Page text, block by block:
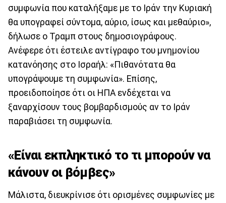
συμφωνία που καταλήξαμε με το Ιράν την Κυριακή
θα υπογραφεί σύντομα, αύριο, ίσως και μεθαύριο»,
δήλωσε ο Τραμπ στους δημοσιογράφους.
Ανέφερε ότι έστειλε αντίγραφο του μνημονίου
κατανόησης στο Ισραήλ: «Πιθανότατα θα
υπογράψουμε τη συμφωνία». Επίσης,
προειδοποίησε ότι οι ΗΠΑ ενδέχεται να
ξαναρχίσουν τους βομβαρδισμούς αν το Ιράν
παραβιάσει τη συμφωνία.
«Είναι εκπληκτικό το τι μπορούν να
κάνουν οι βόμβες»
Μάλιστα, διευκρίνισε ότι ορισμένες συμφωνίες με